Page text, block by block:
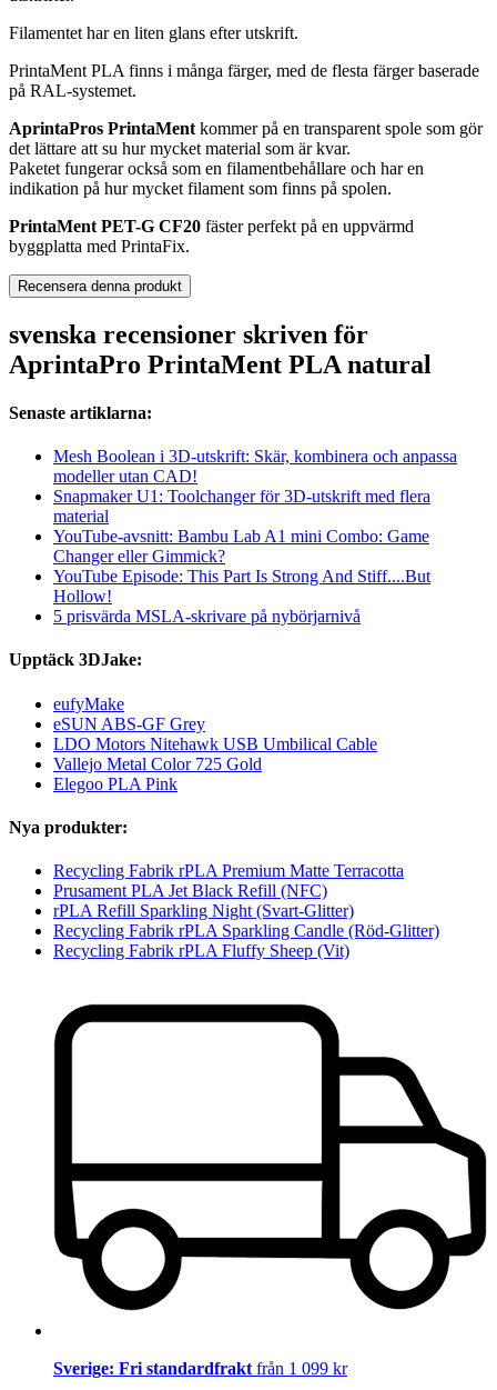
Filamentet har en liten glans efter utskrift.
PrintaMent PLA finns i många färger, med de flesta färger baserade
på RAL-systemet.
AprintaPros PrintaMent kommer på en transparent spole som gör
det lättare att su hur mycket material som är kvar.
Paketet fungerar också som en filamentbehållare och har en
indikation på hur mycket filament som finns på spolen.
PrintaMent PET-G CF20 fäster perfekt på en uppvärmd
byggplatta med PrintaFix.
Recensera denna produkt
svenska recensioner skriven för
AprintaPro PrintaMent PLA natural
Senaste artiklarna:
Mesh Boolean i 3D-utskrift: Skär, kombinera och anpassa
modeller utan CAD!
Snapmaker U1: Toolchanger för 3D-utskrift med flera
material
YouTube-avsnitt: Bambu Lab A1 mini Combo: Game
Changer eller Gimmick?
YouTube Episode: This Part Is Strong And Stiff....But
Hollow!
5 prisvärda MSLA-skrivare på nybörjarnivå
Upptäck 3DJake:
eufyMake
eSUN ABS-GF Grey
LDO Motors Nitehawk USB Umbilical Cable
Vallejo Metal Color 725 Gold
Elegoo PLA Pink
Nya produkter:
Recycling Fabrik rPLA Premium Matte Terracotta
Prusament PLA Jet Black Refill (NFC)
rPLA Refill Sparkling Night (Svart-Glitter)
Recycling Fabrik rPLA Sparkling Candle (Röd-Glitter)
Recycling Fabrik rPLA Fluffy Sheep (Vit)
Sverige: Fri standardfrakt från 1 099 kr